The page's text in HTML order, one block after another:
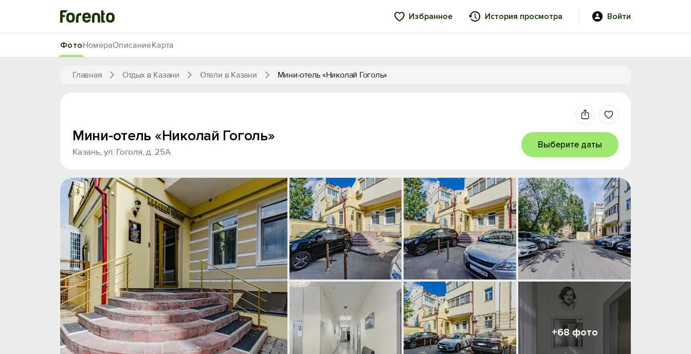
Избранное История просмотра Войти
Главная Отдых в Казани Отели в Казани Мини-отель «Николай Гоголь»
ФотоНомераОписаниеКарта
+68 фото
Мини-отель «Николай Гоголь»
Казань, ул. Гоголя, д. 25А
Выберите даты